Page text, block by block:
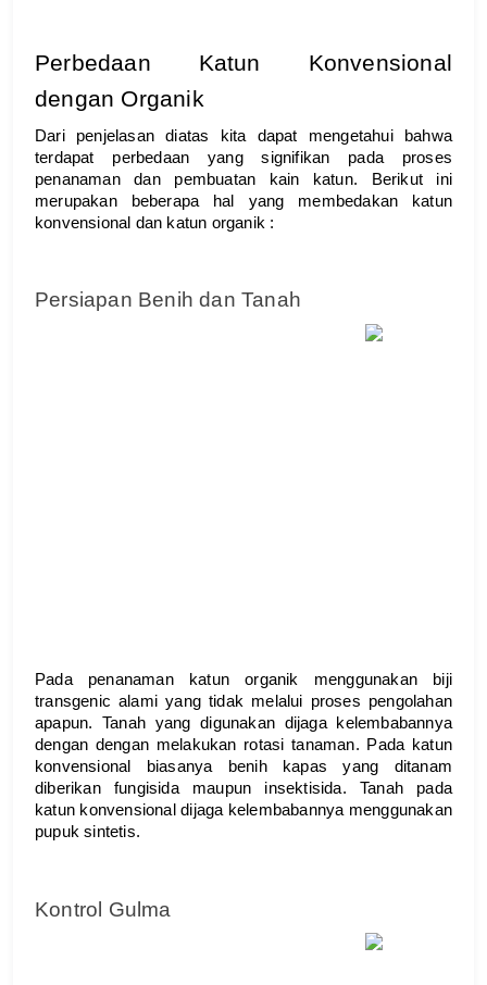
Perbedaan Katun Konvensional
dengan Organik
Dari penjelasan diatas kita dapat mengetahui bahwa
terdapat perbedaan yang signifikan pada proses
penanaman dan pembuatan kain katun. Berikut ini
merupakan beberapa hal yang membedakan katun
konvensional dan katun organik :
Persiapan Benih dan Tanah
Pada penanaman katun organik menggunakan biji
transgenic alami yang tidak melalui proses pengolahan
apapun. Tanah yang digunakan dijaga kelembabannya
dengan dengan melakukan rotasi tanaman. Pada katun
konvensional biasanya benih kapas yang ditanam
diberikan fungisida maupun insektisida. Tanah pada
katun konvensional dijaga kelembabannya menggunakan
pupuk sintetis.
Kontrol Gulma